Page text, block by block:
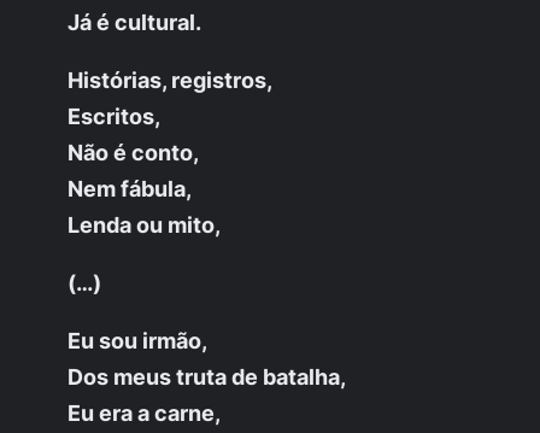
Já é cultural.
Histórias, registros,
Escritos,
Não é conto,
Nem fábula,
Lenda ou mito,
(…)
Eu sou irmão,
Dos meus truta de batalha,
Eu era a carne,